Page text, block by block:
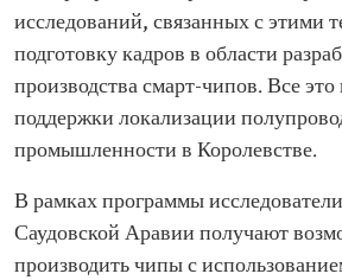
исследований, связанных с этими
подготовку кадров в области
производства смарт-чипов. Все
поддержки локализации
промышленности в Королевстве.
В рамках программы
Саудовской Аравии получают
производить чипы с